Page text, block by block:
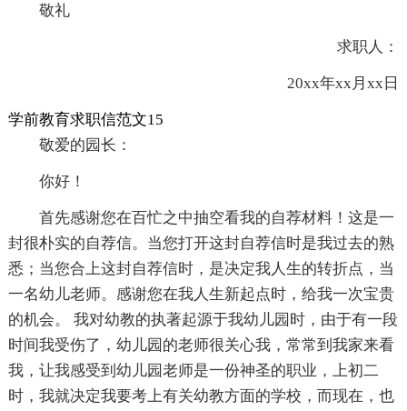
敬礼
求职人：
20xx年xx月xx日
学前教育求职信范文15
敬爱的园长：
你好！
首先感谢您在百忙之中抽空看我的自荐材料！这是一
封很朴实的自荐信。当您打开这封自荐信时是我过去的熟
悉；当您合上这封自荐信时，是决定我人生的转折点，当
一名幼儿老师。感谢您在我人生新起点时，给我一次宝贵
的机会。 我对幼教的执著起源于我幼儿园时，由于有一段
时间我受伤了，幼儿园的老师很关心我，常常到我家来看
我，让我感受到幼儿园老师是一份神圣的职业，上初二
时，我就决定我要考上有关幼教方面的学校，而现在，也